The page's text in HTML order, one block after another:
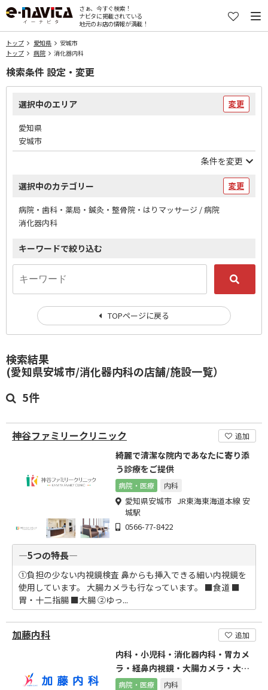
さぁ、今すぐ検索！
ナビタに掲載されている
地元のお店の情報が満載！
トップ 愛知県
安城市
トップ
病院 消化器内科
検索結果
(愛知県安城市/消化器内科の店舗/施設一覧）
5件
神谷ファミリークリニック 追加
綺麗で清潔な院内であなたに寄り添
う診療をご提供
病院・医療 内科
愛知県安城市 JR東海東海道本線 安
城駅
0566-77-8422
―5つの特長―
①負担の少ない内視鏡検査 鼻からも挿入できる細い内視鏡を
使用しています。 大腸カメラも行なっています。 ■食道 ■
胃・十二指腸 ■大腸 ②ゆっ...
加藤内科 追加
内科・小児科・消化器内科・胃カメ
ラ・経鼻内視鏡・大腸カメラ・大腸
内視鏡
病院・医療 内科
検索条件 設定・変更
選択中のエリア 変更
愛知県
安城市
条件を変更
選択中のカテゴリー 変更
病院・歯科・薬局・鍼灸・整骨院・はりマッサージ / 病院
消化器内科
キーワードで絞り込む
TOPページに戻る